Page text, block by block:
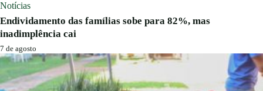
Notícias
Endividamento das famílias sobe para 82%, mas
inadimplência cai
7 de agosto